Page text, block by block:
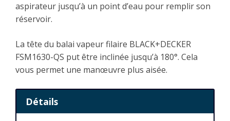
aspirateur jusqu’à un point d’eau pour remplir son
réservoir.
La tête du balai vapeur filaire BLACK+DECKER
FSM1630-QS put être inclinée jusqu’à 180°. Cela
vous permet une manœuvre plus aisée.
Détails